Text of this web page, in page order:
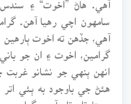
آهي، جڏهن ته اخوت
گرامين، اخوت ۽ ان جو
انهن ٻنهي جو نشانو
هئڻ جي باوجود به ٻئي
رستا ڌار ڌار آهن.